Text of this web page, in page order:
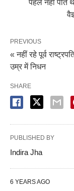
पहले नहीं पीते
PREVIOUS
« नहीं रहे पूर्व
उम्र में निधन
SHARE
PUBLISHED BY
Indira Jha
6 YEARS AGO